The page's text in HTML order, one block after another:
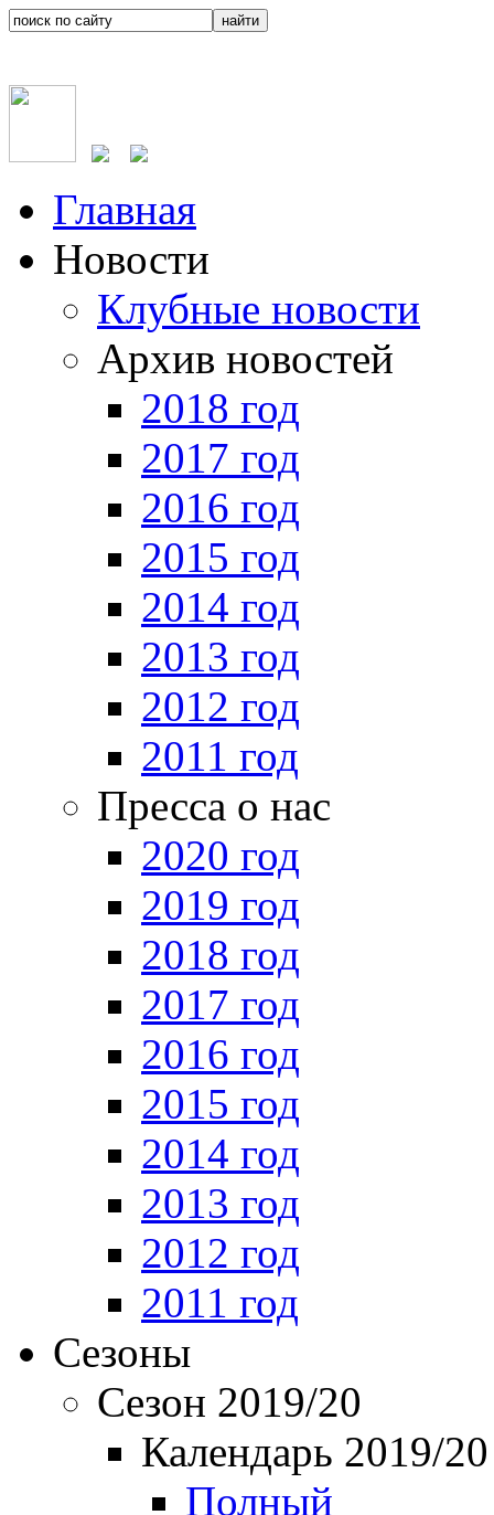
Главная
Новости
Клубные новости
Архив новостей
2018 год
2017 год
2016 год
2015 год
2014 год
2013 год
2012 год
2011 год
Пресса о нас
2020 год
2019 год
2018 год
2017 год
2016 год
2015 год
2014 год
2013 год
2012 год
2011 год
Сезоны
Сезон 2019/20
Календарь 2019/20
Полный